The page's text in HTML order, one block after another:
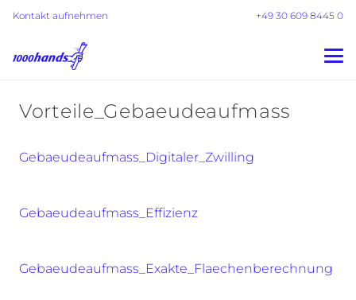
Kontakt aufnehmen +49 30 609 8445 0
Vorteile_Gebaeudeaufmass
Gebaeudeaufmass_Digitaler_Zwilling
Gebaeudeaufmass_Effizienz
Gebaeudeaufmass_Exakte_Flaechenberechnung